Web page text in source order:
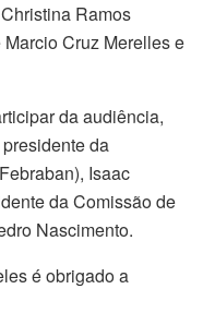
Ramos
Cruz Merelles e
da audiência,
da
Isaac
da Comissão de
Nascimento.
é obrigado a